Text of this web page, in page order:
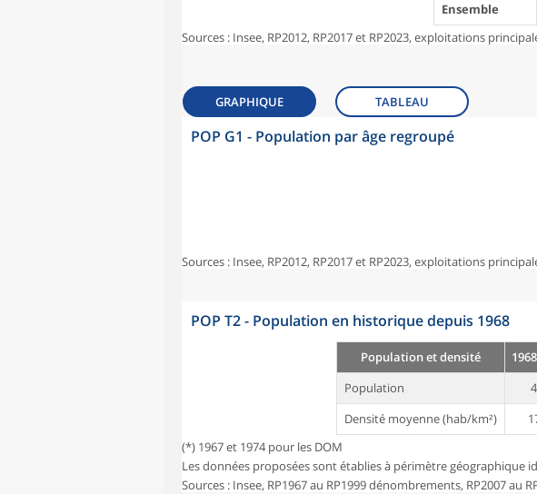
Ensemble
Sources : Insee, RP2012, RP2017 et RP2023, exploitations
GRAPHIQUE TABLEAU
POP G1 - Population par âge regroupé
Sources : Insee, RP2012, RP2017 et RP2023, exploitations
POP T2 - Population en historique depuis 1968
Population et densité
Population
Densité moyenne (hab/km²)
(*) 1967 et 1974 pour les DOM
Les données proposées sont établies à périmètre géographique
Sources : Insee, RP1967 au RP1999 dénombrements, RP2007 au